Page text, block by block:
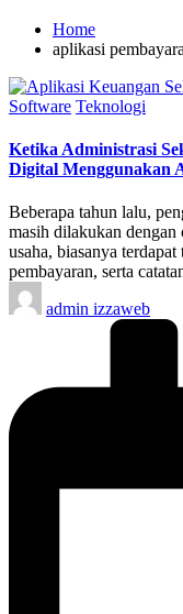
Home
aplikasi
Posted
Software Teknologi
Ketika Administrasi
Digital Menggunakan
Beberapa tahun lalu,
masih dilakukan dengan
usaha, biasanya
pembayaran, serta
Posted
by
admin izzaweb